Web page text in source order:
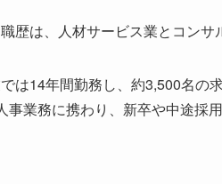
歴は、人材サービス業とコンサ
は14年間勤務し、約3,500名の
事業務に携わり、新卒や中途採